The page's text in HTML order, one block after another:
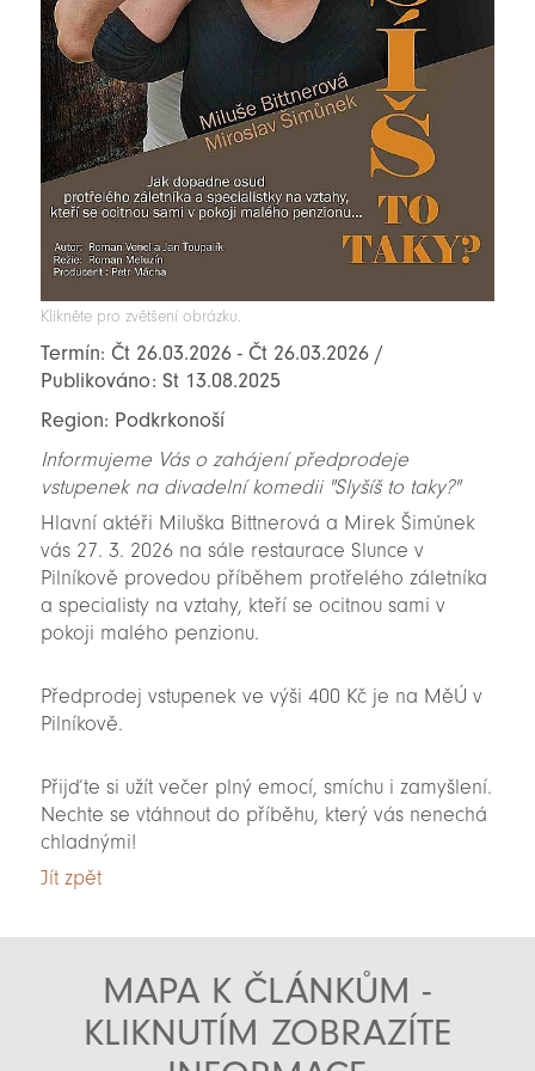
Klikněte pro zvětšení obrázku.
Termín: Čt 26.03.2026 - Čt 26.03.2026 /
Publikováno: St 13.08.2025
Region: Podkrkonoší
Informujeme Vás o zahájení předprodeje
vstupenek na divadelní komedii "Slyšíš to taky?"
Hlavní aktéři Miluška Bittnerová a Mirek Šimůnek
vás 27. 3. 2026 na sále restaurace Slunce v
Pilníkově provedou příběhem protřelého záletníka
a specialisty na vztahy, kteří se ocitnou sami v
pokoji malého penzionu.
Předprodej vstupenek ve výši 400 Kč je na MěÚ v
Pilníkově.
Přijďte si užít večer plný emocí, smíchu i zamyšlení.
Nechte se vtáhnout do příběhu, který vás nenechá
chladnými!
Jít zpět
MAPA K ČLÁNKŮM -
KLIKNUTÍM ZOBRAZÍTE